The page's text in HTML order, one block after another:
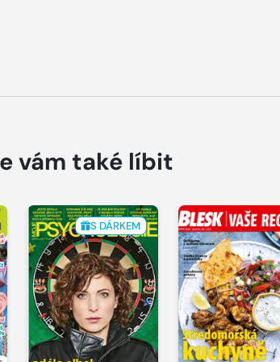
vám také líbit
S DÁRKEM